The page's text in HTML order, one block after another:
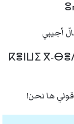
أجيبي
ⴽⴻⵏⵡⵉ ⴳ-
قولي ها نحن!